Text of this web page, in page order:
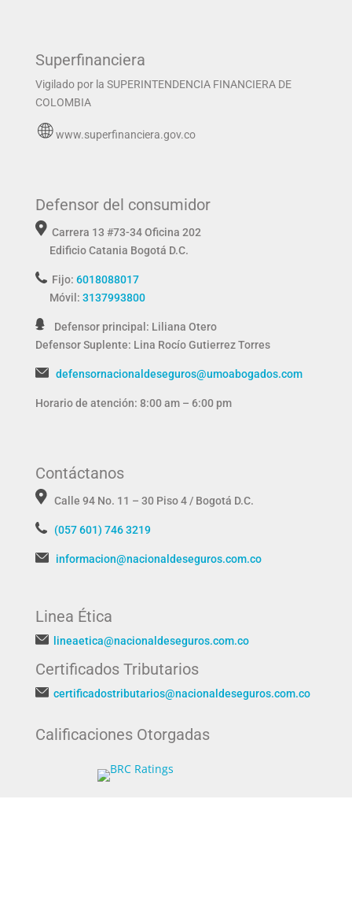
Superfinanciera
Vigilado por la SUPERINTENDENCIA FINANCIERA DE
COLOMBIA
www.superfinanciera.gov.co
Defensor del consumidor
Carrera 13 #73-34 Oficina 202
Edificio Catania Bogotá D.C.
Fijo: 6018088017
Móvil: 3137993800
Defensor principal: Liliana Otero
Defensor Suplente: Lina Rocío Gutierrez Torres
defensornacionaldeseguros@umoabogados.com
Horario de atención: 8:00 am – 6:00 pm
Contáctanos
Calle 94 No. 11 – 30 Piso 4 / Bogotá D.C.
(057 601) 746 3219
informacion@nacionaldeseguros.com.co
Linea Ética
lineaetica@nacionaldeseguros.com.co
Certificados Tributarios
certificadostributarios@nacionaldeseguros.com.co
Calificaciones Otorgadas